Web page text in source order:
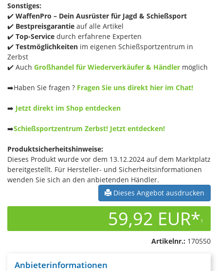
Sonstiges:
✔️ WaffenPro – Dein Ausrüster für Jagd & Schießsport
✔️ Bestpreisgarantie auf alle Artikel
✔️ Top-Service durch erfahrene Experten
✔️ Testmöglichkeiten im eigenen Schießsportzentrum in
Zerbst
✔️ Auch Großhandel für Wiederverkäufer & Händler möglich
➡️Haben Sie fragen ? Fragen Sie uns direkt hier im Chat!
➡️ Jetzt direkt im Shop entdecken
➡️Schießsportzentrum Zerbst! Jetzt entdecken!
Produktsicherheitshinweise:
Dieses Produkt wurde vor dem 13.12.2024 auf dem Marktplatz
bereitgestellt. Für Hersteller- und Sicherheitsinformationen
wenden Sie sich an den anbietenden Händler.
Dieses Angebot ausdrucken
59,92 EUR*1
Artikelnr.: 170550
Anbieterinformationen